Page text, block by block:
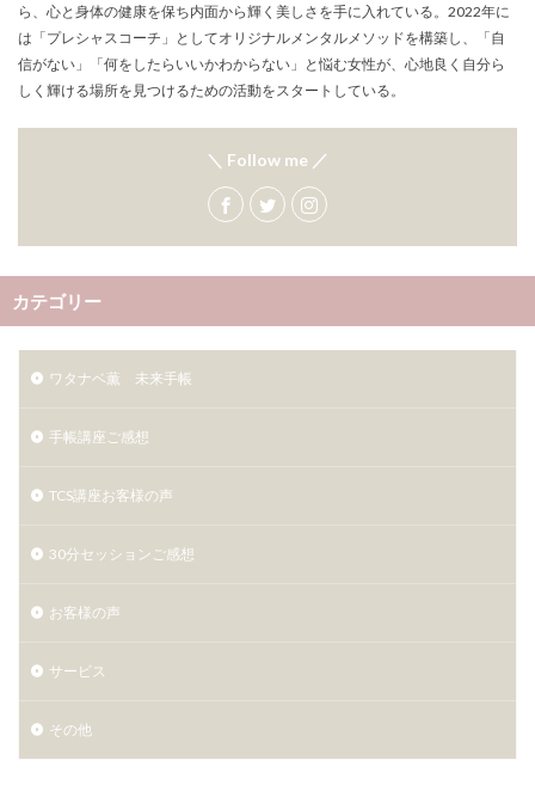
ら、心と身体の健康を保ち内面から輝く美しさを手に入れている。2022年に
は「プレシャスコーチ」としてオリジナルメンタルメソッドを構築し、「自
信がない」「何をしたらいいかわからない」と悩む女性が、心地良く自分ら
しく輝ける場所を見つけるための活動をスタートしている。
＼ Follow me ／
カテゴリー
ワタナベ薫 未来手帳
手帳講座ご感想
TCS講座お客様の声
30分セッションご感想
お客様の声
サービス
その他